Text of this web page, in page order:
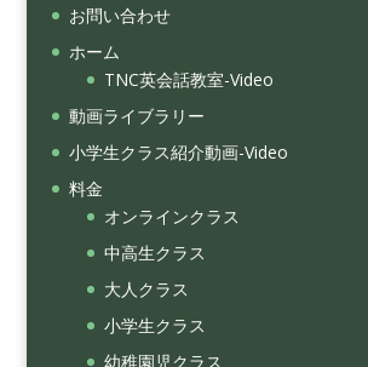
お問い合わせ
ホーム
TNC英会話教室-Video
動画ライブラリー
小学生クラス紹介動画-Video
料金
オンラインクラス
中高生クラス
大人クラス
小学生クラス
幼稚園児クラス